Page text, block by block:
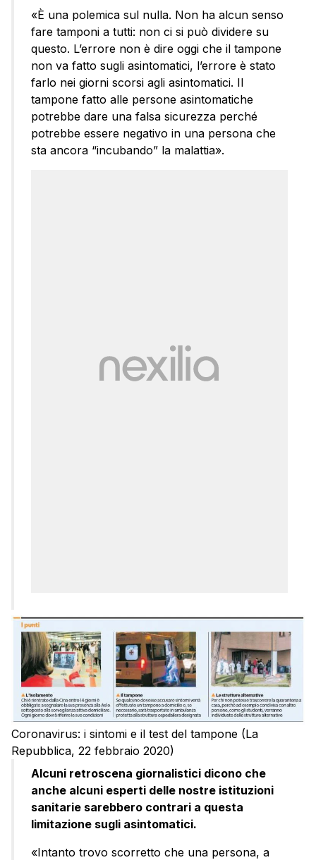
«È una polemica sul nulla. Non ha alcun senso
fare tamponi a tutti: non ci si può dividere su
questo. L’errore non è dire oggi che il tampone
non va fatto sugli asintomatici, l’errore è stato
farlo nei giorni scorsi agli asintomatici. Il
tampone fatto alle persone asintomatiche
potrebbe dare una falsa sicurezza perché
potrebbe essere negativo in una persona che
sta ancora “incubando” la malattia».
Coronavirus: i sintomi e il test del tampone (La
Repubblica, 22 febbraio 2020)
Alcuni retroscena giornalistici dicono che
anche alcuni esperti delle nostre istituzioni
sanitarie sarebbero contrari a questa
limitazione sugli asintomatici.
«Intanto trovo scorretto che una persona, a